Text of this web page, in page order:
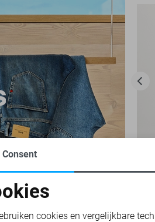
cookies
Consent
cookies en vergelijkbare